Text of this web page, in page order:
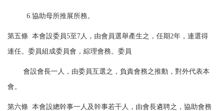
6.協助母所推展所務。
第五條 本會設委員5至7人，由會員選舉產生之，任期2年，連選得
連任。委員組成委員會，綜理會務。委員
會設會長一人， 由委員互選之，負責會務之推動，對外代表本
會。
第六條 本會設總幹事一人及幹事若干人，由會長遴聘之，協助會務